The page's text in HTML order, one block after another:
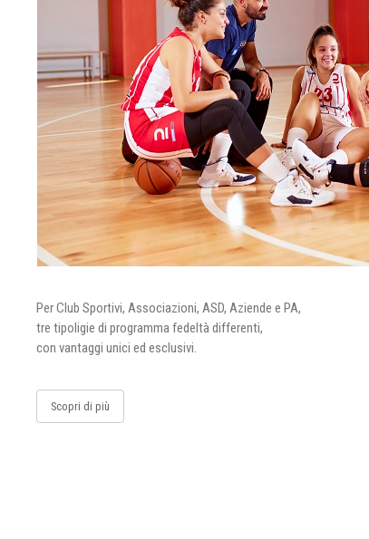
Per Club Sportivi, Associazioni, ASD, Aziende e PA,
tre tipoligie di programma fedeltà differenti,
con vantaggi unici ed esclusivi.
Scopri di più